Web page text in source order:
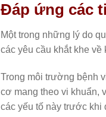
Đáp ứng các
Một trong những lý do
các yêu cầu khắt khe về
Trong môi trường bệnh
cơ mang theo vi khuẩn,
các yếu tố này trước